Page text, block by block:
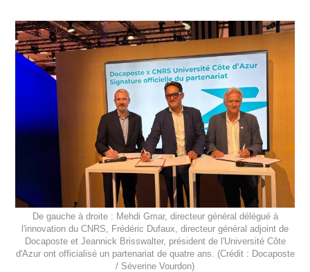
De gauche à droite : Mehdi Gmar, directeur général délégué à
l'innovation du CNRS, Frédéric Dufaux, directeur général adjoint de
Docaposte et Jeannick Brisswalter, président de l'Université Côte
d'Azur ont officialisé un partenariat de quatre ans. (Crédit : Docaposte
/ Séverine Vourdon)